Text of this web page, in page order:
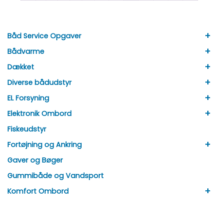
Båd Service Opgaver +
Bådvarme +
Dækket +
Diverse bådudstyr +
EL Forsyning +
Elektronik Ombord +
Fiskeudstyr
Fortøjning og Ankring
+
Gaver og Bøger
Gummibåde og Vandsport
Komfort Ombord
+